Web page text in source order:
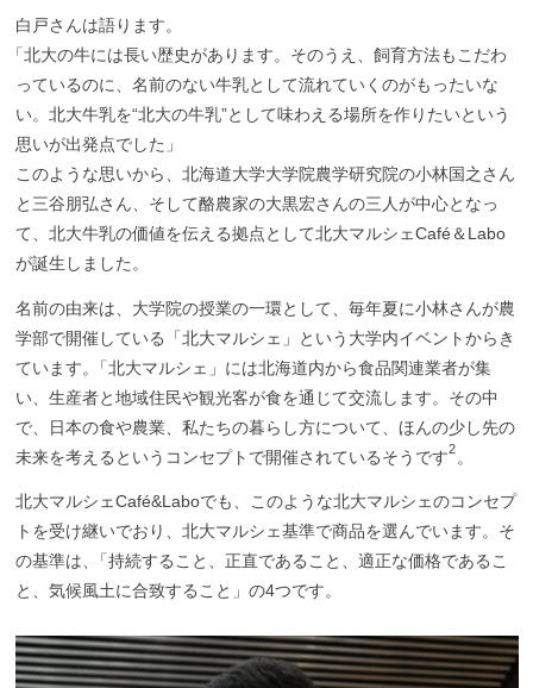
白戸さんは語ります。
「北大の牛には長い歴史があります。そのうえ、飼育方法もこだわ
っているのに、名前のない牛乳として流れていくのがもったいな
い。北大牛乳を“北大の牛乳”として味わえる場所を作りたいという
思いが出発点でした」
このような思いから、北海道大学大学院農学研究院の小林国之さん
と三谷朋弘さん、そして酪農家の大黒宏さんの三人が中心となっ
て、北大牛乳の価値を伝える拠点として北大マルシェCafé＆Labo
が誕生しました。
名前の由来は、大学院の授業の一環として、毎年夏に小林さんが農
学部で開催している「北大マルシェ」という大学内イベントからき
ています。
「北大マルシェ」には北海道内から食品関連業者が集
い、生産者と地域住民や観光客が食を通じて交流します。その中
で、日本の食や農業、私たちの暮らし方について、ほんの少し先の
未来を考えるというコンセプトで開催されているそうです2 。
北大マルシェCafé&Laboでも、このような北大マルシェのコンセプ
トを受け継いでおり、北大マルシェ基準で商品を選んでいます。そ
の基準は
「持続すること、正直であること、適正な価格であるこ
と、気候風土に合致すること」の4つです。